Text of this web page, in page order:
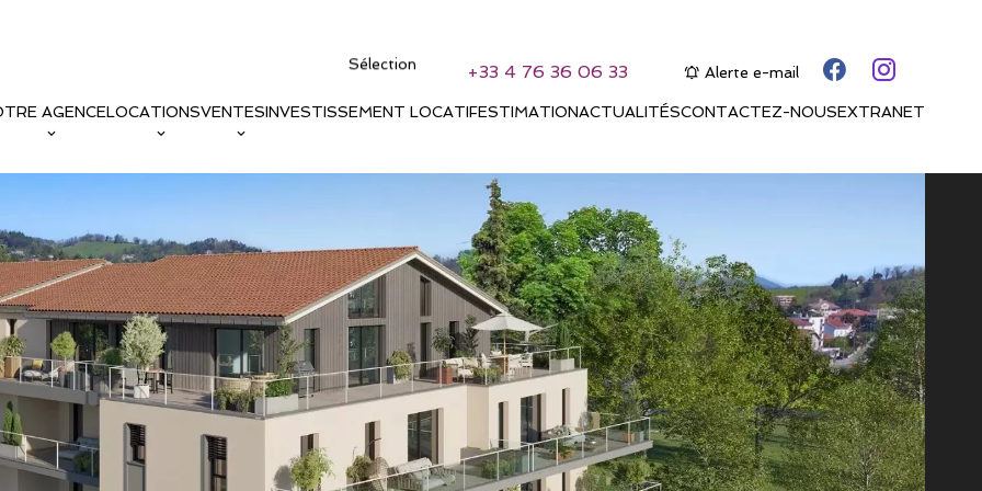
Sélection +33 4 76 36 06 33 Alerte e-mail
AGENCELOCATIONSVENTESINVESTISSEMENT LOCATIFESTIMATIONACTUALITÉSCONTACTEZ-NOUSEXTRANET